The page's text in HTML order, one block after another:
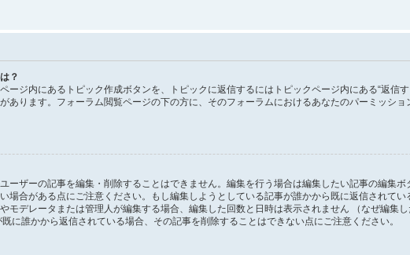
？
ージ内にあるトピック作成ボタンを、トピックに返信するにはトピックページ内にある“返信
あります。フォーラム閲覧ページの下の方に、そのフォーラムにおけるあなたのパーミッシ
ーザーの記事を編集・削除することはできません。編集を行う場合は編集したい記事の編集
場合がある点にご注意ください。もし編集しようとしている記事が誰かから既に返信されて
モデレータまたは管理人が編集する場合、編集した回数と日時は表示されません （なぜ編集
に誰かから返信されている場合、その記事を削除することはできない点にご注意ください。